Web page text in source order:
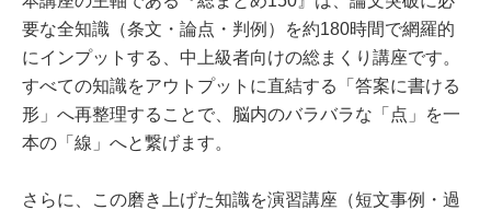
要な全知識（条文・論点・判例）を約180時間で網羅的
にインプットする、中上級者向けの総まくり講座です。
すべての知識をアウトプットに直結する「答案に書ける
形」へ再整理することで、脳内のバラバラな「点」を一
本の「線」へと繋げます。
さらに、この磨き上げた知識を演習講座（短文事例・過